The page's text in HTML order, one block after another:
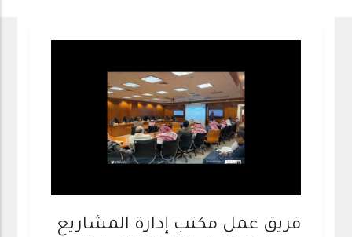
فريق عمل مكتب إدارة المشاريع